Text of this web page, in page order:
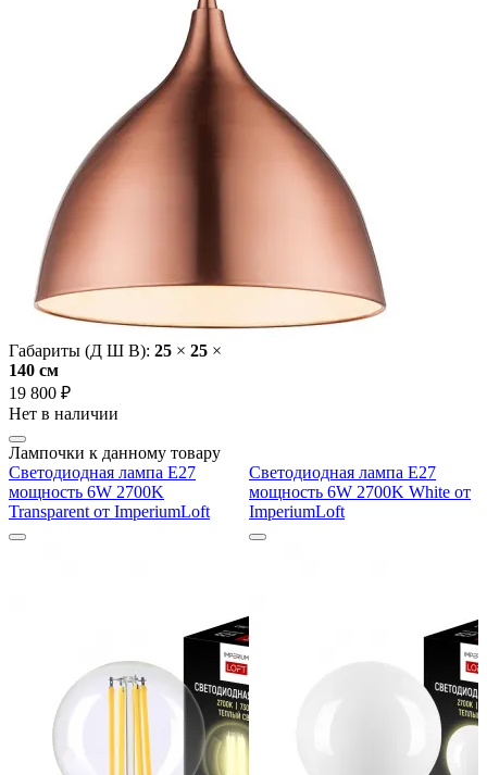
Габариты (Д Ш В): 25 × 25 ×
140 cм
19 800 ₽
Нет в наличии
Лампочки к данному товару
Светодиодная лампа E27
мощность 6W 2700K
Transparent от ImperiumLoft
Светодиодная лампа E27
мощность 6W 2700K White от
ImperiumLoft